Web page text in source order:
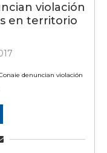
violación
en territorio
denuncian violación